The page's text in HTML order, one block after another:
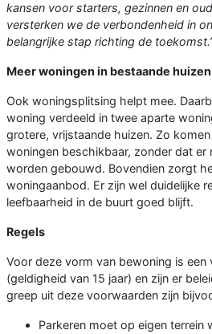
kansen voor starters, gezinnen en
versterken we de verbondenheid in
belangrijke stap richting de
Meer woningen in bestaande huizen
Ook woningsplitsing helpt mee.
woning verdeeld in twee aparte
grotere, vrijstaande huizen. Zo
woningen beschikbaar, zonder dat er
worden gebouwd. Bovendien zorgt
woningaanbod. Er zijn wel duidelijke
leefbaarheid in de buurt goed blijft.
Regels
Voor deze vorm van bewoning is een
(geldigheid van 15 jaar) en zijn er
greep uit deze voorwaarden zijn
Parkeren moet op eigen